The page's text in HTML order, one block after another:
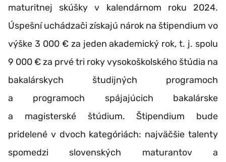
maturitnej skúšky v kalendárnom roku 2024.
Úspešní uchádzači získajú nárok na štipendium vo
výške 3 000 € za jeden akademický rok, t. j. spolu
9 000 € za prvé tri roky vysokoškolského štúdia na
bakalárskych študijných programoch
a programoch spájajúcich bakalárske
a magisterské štúdium. Štipendium bude
pridelené v dvoch kategóriách: najväčšie talenty
spomedzi slovenských maturantov a